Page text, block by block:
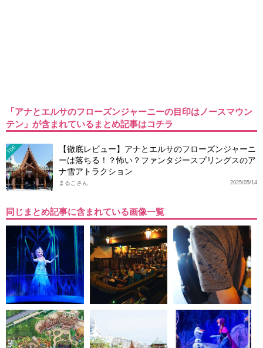
「アナとエルサのフローズンジャーニーの目印はノースマウン
テン」が含まれているまとめ記事はコチラ
TDS
【徹底レビュー】アナとエルサのフローズンジャーニ
ーは落ちる！？怖い？ファンタジースプリングスのア
ナ雪アトラクション
2025/05/14
まるこさん
同じまとめ記事に含まれている画像一覧